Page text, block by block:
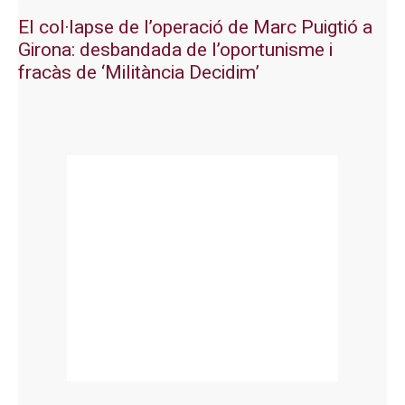
El col·lapse de l’operació de Marc Puigtió a
Girona: desbandada de l’oportunisme i
fracàs de ‘Militància Decidim’